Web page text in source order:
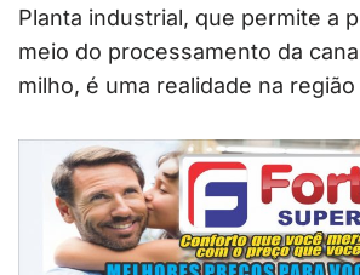
Planta industrial, que permite a
meio do processamento da
milho, é uma realidade na